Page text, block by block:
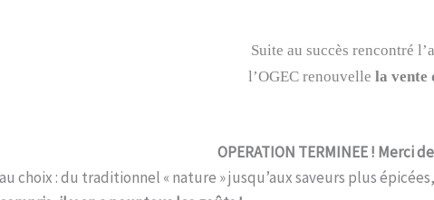
Suite au succès rencontré
l’OGEC renouvelle la vente
OPERATION TERMINEE ! Merci
choix : du traditionnel « nature » jusqu’aux saveurs plus